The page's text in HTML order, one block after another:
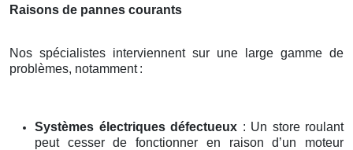
Raisons de pannes courants
Nos spécialistes interviennent sur une large gamme de
problèmes, notamment :
Systèmes électriques défectueux : Un store roulant
peut cesser de fonctionner en raison d’un moteur